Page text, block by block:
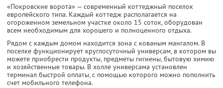
«Покровские ворота» — современный коттеджный поселок
европейского типа. Каждый коттедж располагается на
огороженном земельном участке около 15 соток, оборудован
всем необходимым для хорошего и полноценного отдыха.
Рядом с каждым домом находится зона с кованым мангалом. В
поселке функционирует круглосуточный универсам, в котором вы
можете приобрести продукты, предметы гигиены, бытовую химию
и хозяйственные товары. В холле универсама установлен
терминал быстрой оплаты, с помощью которого можно пополнить
счет мобильного телефона.